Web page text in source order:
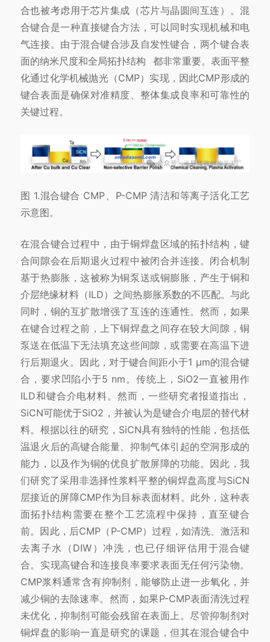
合也被考虑用于芯片集成（芯片与晶圆间互连）。混
合键合是一种直接键合方法，可以同时实现机械和电
气连接。由于混合键合涉及自发性键合，两个键合表
面的纳米尺度和全局拓扑结构
都非常重要。表面平整
化通过化学机械抛光（CMP）实现，因此CMP形成的
键合表面是确保对准精度、整体集成良率和可靠性的
关键过程。
图 1.混合键合 CMP、P-CMP 清洁和等离子活化工艺
示意图。
在混合键合过程中，由于铜焊盘区域的拓扑结构，键
合间隙会在后期退火过程中被闭合并连接。闭合机制
基于热膨胀，这被称为铜泵送或铜膨胀，产生于铜和
介层绝缘材料（ILD）之间热膨胀系数的不匹配。与此
同时，铜的互扩散增强了互连的连通性。然而，如果
在键合过程之前，上下铜焊盘之间存在较大间隙，铜
泵送在低温下无法填充这些间隙，或需要在高温下进
行后期退火。因此，对于键合间距小于1 μm的混合键
合，要求凹陷小于5 nm。传统上，SiO2一直被用作
ILD和键合介电材料。然而，一些研究者报道指出，
SiCN可能优于SiO2，并被认为是键合介电层的替代材
料。根据以往的研究，SiCN具有独特的性能，包括低
温退火后的高键合能量、抑制气体引起的空洞形成的
能力，以及作为铜的优良扩散屏障的功能。因此，我
们研究了采用非选择性浆料平整的铜焊盘高度与SiCN
层接近的屏障CMP作为目标表面材料。此外，这种表
面拓扑结构需要在整个工艺流程中保持，直至键合
前。因此，后CMP（P-CMP）过程，如清洗、激活和
去离子水（DIW）冲洗，也已仔细评估用于混合键
合。实现高键合和连接良率要求表面无任何污染物。
CMP浆料通常含有抑制剂，能够防止进一步氧化，并
减少铜的去除速率。然而，如果P-CMP表面清洗过程
未优化，抑制剂可能会残留在表面上。尽管抑制剂对
铜焊盘的影响一直是研究的课题，但其在混合键合中